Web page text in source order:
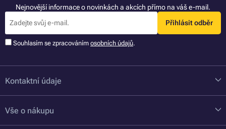
Nejnovější informace o novinkách a akcích přímo na váš e-mail.
Přihlásit odběr
Souhlasím se zpracováním osobních údajů.
Kontaktní údaje
Vše o nákupu